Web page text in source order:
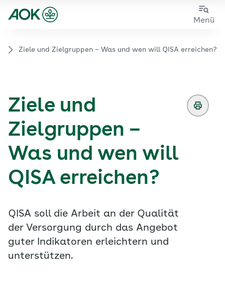
Zum
Zur
Menü
Zur Startseite von der Website aok.de/gp
Ziele und Zielgruppen – Was und wen will QISA erreichen?
Ziele und
Zielgruppen –
Was und wen will
QISA erreichen?
QISA soll die Arbeit an der Qualität
der Versorgung durch das Angebot
guter Indikatoren erleichtern und
unterstützen.